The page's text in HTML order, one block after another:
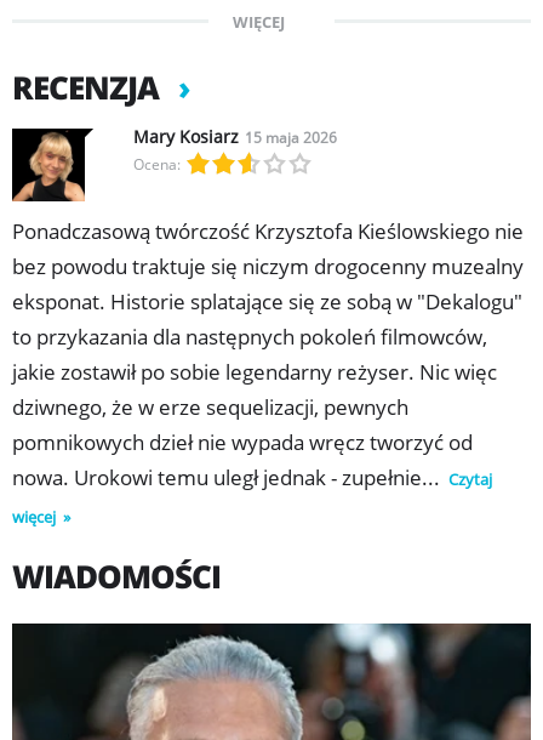
zdecydowanie w życie jej i obserwowanych przez nią
braci. Adam spróbuje przekroczyć niebezpieczną
granicę między fikcją kreowaną przez Sylvie, a
rzeczywistością rodzącego się na ich oczach miłosnego
trójkąta.
WIĘCEJ
RECENZJA
Mary Kosiarz 15 maja 2026
Ocena:
Ponadczasową twórczość Krzysztofa Kieślowskiego nie
bez powodu traktuje się niczym drogocenny muzealny
eksponat. Historie splatające się ze sobą w "Dekalogu"
to przykazania dla następnych pokoleń filmowców,
jakie zostawił po sobie legendarny reżyser. Nic więc
dziwnego, że w erze sequelizacji, pewnych
pomnikowych dzieł nie wypada wręcz tworzyć od
nowa. Urokowi temu uległ jednak - zupełnie... Czytaj
więcej
WIADOMOŚCI